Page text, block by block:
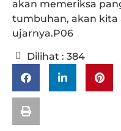
akan memeriksa
tumbuhan, akan kita
ujarnya.P06
Dilihat : 384